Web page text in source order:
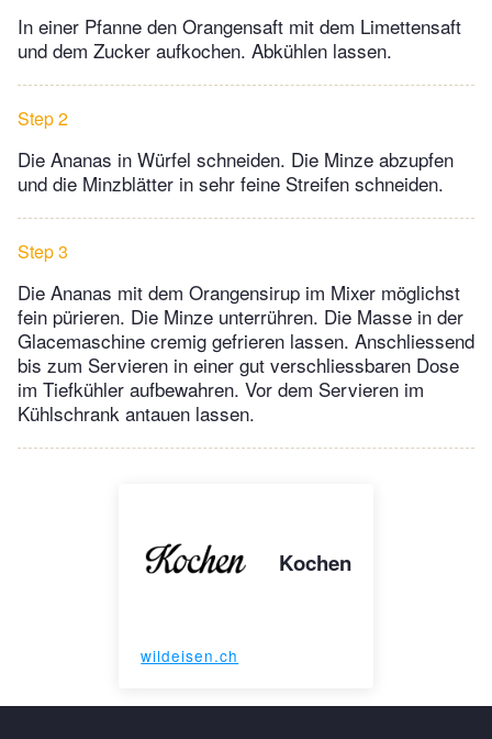
In einer Pfanne den Orangensaft mit dem Limettensaft
und dem Zucker aufkochen. Abkühlen lassen.
Step 2
Die Ananas in Würfel schneiden. Die Minze abzupfen
und die Minzblätter in sehr feine Streifen schneiden.
Step 3
Die Ananas mit dem Orangensirup im Mixer möglichst
fein pürieren. Die Minze unterrühren. Die Masse in der
Glacemaschine cremig gefrieren lassen. Anschliessend
bis zum Servieren in einer gut verschliessbaren Dose
im Tiefkühler aufbewahren. Vor dem Servieren im
Kühlschrank antauen lassen.
Kochen
wildeisen.ch